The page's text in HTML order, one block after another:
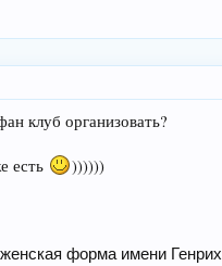
клуб организовать?
есть ))))))
форма имени